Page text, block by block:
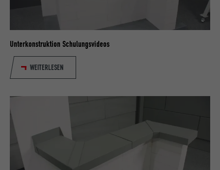
Unterkonstruktion Schulungsvideos
WEITERLESEN